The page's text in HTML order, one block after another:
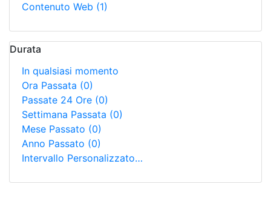
Contenuto Web (1)
Durata
In qualsiasi momento
Ora Passata (0)
Passate 24 Ore (0)
Settimana Passata (0)
Mese Passato (0)
Anno Passato (0)
Intervallo Personalizzato…